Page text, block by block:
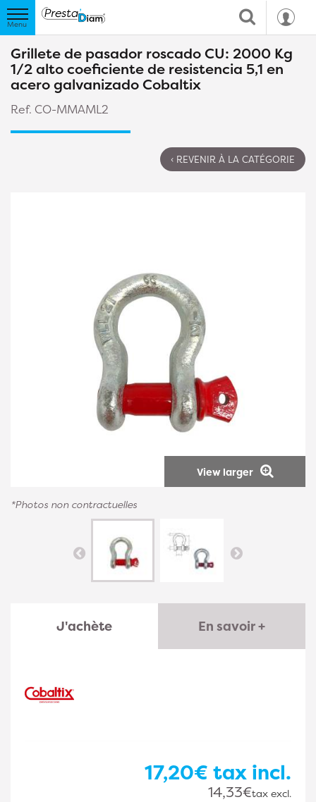
Grillete de pasador roscado CU: 2000 Kg
1/2 alto coeficiente de resistencia 5,1 en
acero galvanizado Cobaltix
Ref. CO-MMAML2
‹ REVENIR À LA CATÉGORIE
View larger
*Photos non contractuelles
J'achète En savoir +
17,20€ tax incl.
14,33€tax excl.